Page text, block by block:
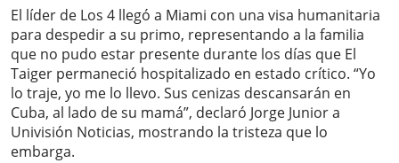
El líder de Los 4 llegó a Miami con una visa humanitaria
para despedir a su primo, representando a la familia
que no pudo estar presente durante los días que El
Taiger permaneció hospitalizado en estado crítico. “Yo
lo traje, yo me lo llevo. Sus cenizas descansarán en
Cuba, al lado de su mamá”, declaró Jorge Junior a
Univisión Noticias, mostrando la tristeza que lo
embarga.